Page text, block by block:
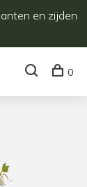
en zijden
0